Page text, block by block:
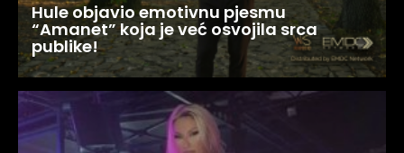
Hule objavio emotivnu pjesmu
“Amanet” koja je već osvojila srca
publike!